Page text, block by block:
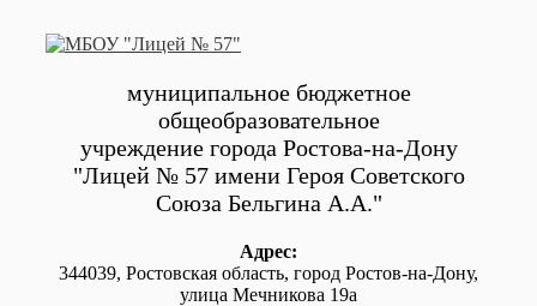
муниципальное бюджетное
общеобразовательное
учреждение города Ростова-на-Дону
"Лицей № 57 имени Героя Советского
Союза Бельгина А.А."
Адрес:
344039, Ростовская область, город Ростов-на-Дону,
улица Мечникова 19а